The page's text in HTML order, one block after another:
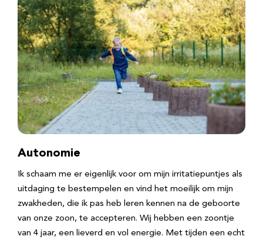
Autonomie
Ik schaam me er eigenlijk voor om mijn irritatiepuntjes als
uitdaging te bestempelen en vind het moeilijk om mijn
zwakheden, die ik pas heb leren kennen na de geboorte
van onze zoon, te accepteren. Wij hebben een zoontje
van 4 jaar, een lieverd en vol energie. Met tijden een echt